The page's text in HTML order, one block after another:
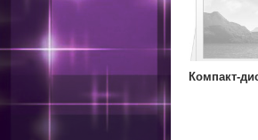
Компакт-